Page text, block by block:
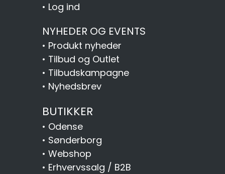
• Log ind
NYHEDER OG EVENTS
• Produkt nyheder
• Tilbud og Outlet
• Tilbudskampagne
• Nyhedsbrev
BUTIKKER
• Odense
• Sønderborg
• Webshop
• Erhvervssalg / B2B